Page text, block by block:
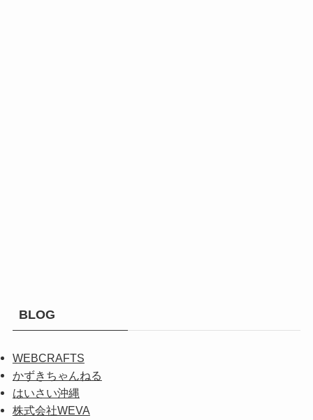
BLOG
WEBCRAFTS
かずきちゃんねる
はいさい沖縄
株式会社WEVA